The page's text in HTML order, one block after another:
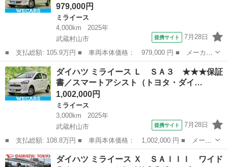
979,000円
ミライース
4,000km
2025年
武蔵村山市
提携サイト 7月28日
■ 支払総額: 105.9万円 ■ 車両本体価格： 979,000 円 ■ メーカー
名： ダイハツ ■ 車種名： ミライース ■ グレード名： Ｌ Ｓ
Ａ３ ★★★新品タイヤ／保証書／スマートアシスト（トヨタ・ダイ
ハツ）／Ｅ...
東京 武蔵村山市 ミライース
ダイハツ ミライース Ｌ ＳＡ３ ★★★保証
書／スマートアシスト（トヨタ・ダイ…
1,002,000円
ミライース
3,000km
2025年
武蔵村山市
提携サイト 7月28日
■ 支払総額: 108.8万円 ■ 車両本体価格： 1,002,000 円 ■ メーカ
ー名： ダイハツ ■ 車種名： ミライース ■ グレード名： Ｌ
ＳＡ３ ★★★保証書／スマートアシスト（トヨタ・ダイハツ）／Ｅ
東京 武蔵村山市 ミライース
ダイハツ ミライース Ｘ ＳＡＩＩＩ ワイド